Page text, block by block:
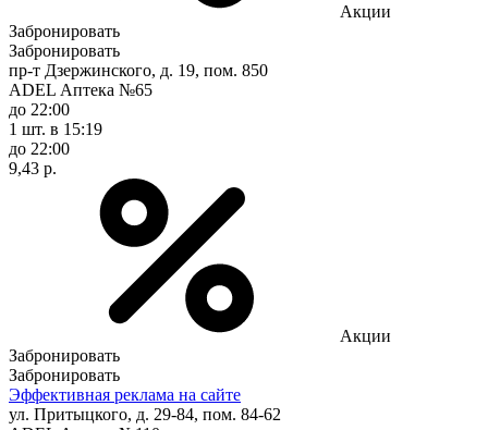
Акции
Забронировать
Забронировать
пр-т Дзержинского, д. 19, пом. 850
ADEL Аптека №65
до 22:00
1 шт. в 15:19
до 22:00
9,43 р.
Акции
Забронировать
Забронировать
Эффективная реклама на сайте
ул. Притыцкого, д. 29-84, пом. 84-62